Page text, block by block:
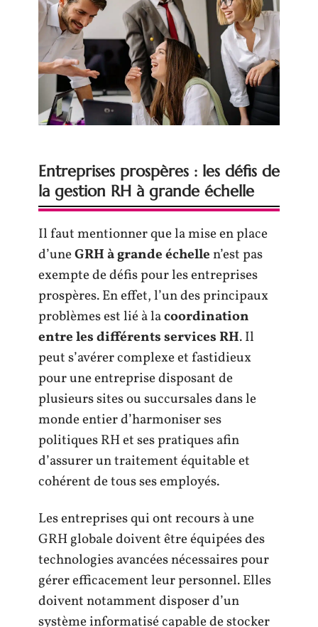
Entreprises prospères : les défis de
la gestion RH à grande échelle
Il faut mentionner que la mise en place
d’uneGRH à grande échellen’est pas
exempte de défis pour les entreprises
prospères. En effet, l’un des principaux
problèmes est lié à lacoordination
entre les différents services RH. Il
peut s’avérer complexe et fastidieux
pour une entreprise disposant de
plusieurs sites ou succursales dans le
monde entier d’harmoniser ses
politiques RH et ses pratiques afin
d’assurer un traitement équitable et
cohérent de tous ses employés.
Les entreprises qui ont recours à une
GRH globale doivent être équipées des
technologies avancées nécessaires pour
gérer efficacement leur personnel. Elles
doivent notamment disposer d’un
système informatisé capable de stocker